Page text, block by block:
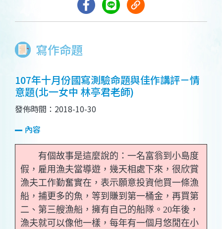
寫作命題
107年十月份國寫測驗命題與佳作講評－情
意題(北一女中 林亭君老師)
發佈時間：2018-10-30
內容
有個故事是這麼說的：一名富翁到小島度
假，雇用漁夫當導遊，幾天相處下來，很欣賞
漁夫工作勤奮實在，表示願意投資他買一條漁
船，捕更多的魚，等到賺到第一桶金，再買第
二、第三艘漁船，擁有自己的船隊。20年後，
漁夫就可以像他一樣，每年有一個月悠閒在小